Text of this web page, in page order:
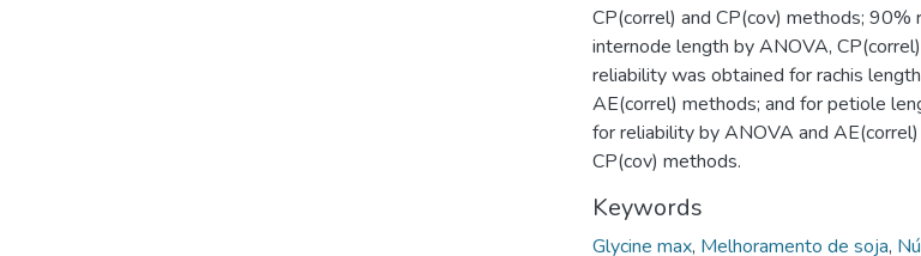
CP(correl) and CP(cov) methods;
internode length by ANOVA,
reliability was obtained for rachis
AE(correl) methods; and for petiole
for reliability by ANOVA and
CP(cov) methods.
Keywords
Glycine max, Melhoramento de soja,